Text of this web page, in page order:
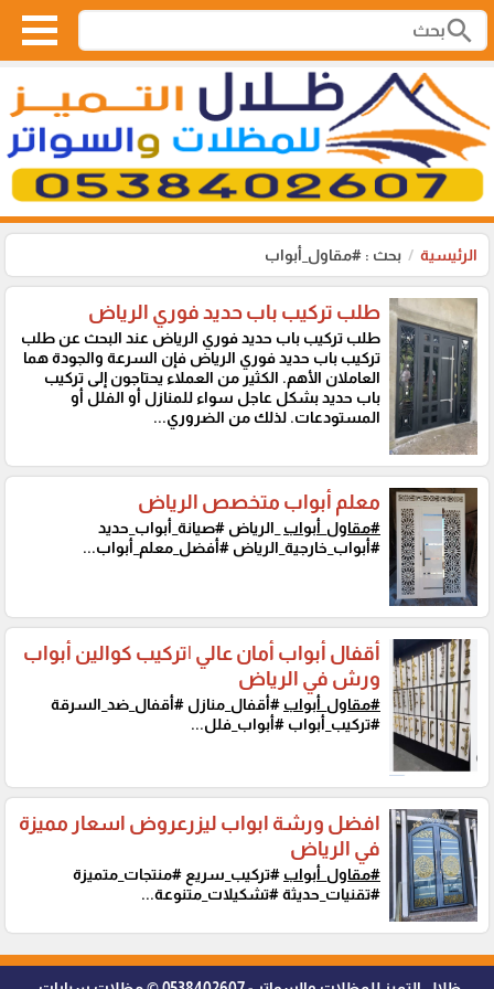
search
الرئيسية بحث : #مقاول_أبواب
طلب تركيب باب حديد فوري الرياض
طلب تركيب باب حديد فوري الرياض عند البحث عن طلب
تركيب باب حديد فوري الرياض فإن السرعة والجودة هما
العاملان الأهم. الكثير من العملاء يحتاجون إلى تركيب
باب حديد بشكل عاجل سواء للمنازل أو الفلل أو
المستودعات. لذلك من الضروري...
معلم أبواب متخصص الرياض
#مقاول_أبواب _الرياض #صيانة_أبواب_حديد
#أبواب_خارجية_الرياض #أفضل_معلم_أبواب...
أقفال أبواب أمان عالي |تركيب كوالين أبواب
ورش في الرياض
#مقاول_أبواب #أقفال_منازل #أقفال_ضد_السرقة
#تركيب_أبواب #أبواب_فلل...
افضل ورشة ابواب ليزرعروض اسعار مميزة
في الرياض
#مقاول_أبواب #تركيب_سريع #منتجات_متميزة
#تقنيات_حديثة #تشكيلات_متنوعة...